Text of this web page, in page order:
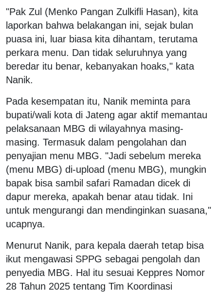
"Pak Zul (Menko Pangan Zulkifli Hasan), kita
laporkan bahwa belakangan ini, sejak bulan
puasa ini, luar biasa kita dihantam, terutama
perkara menu. Dan tidak seluruhnya yang
beredar itu benar, kebanyakan hoaks," kata
Nanik.
Pada kesempatan itu, Nanik meminta para
bupati/wali kota di Jateng agar aktif memantau
pelaksanaan MBG di wilayahnya masing-
masing. Termasuk dalam pengolahan dan
penyajian menu MBG. "Jadi sebelum mereka
(menu MBG) di-upload (menu MBG), mungkin
bapak bisa sambil safari Ramadan dicek di
dapur mereka, apakah benar atau tidak. Ini
untuk mengurangi dan mendinginkan suasana,"
ucapnya.
Menurut Nanik, para kepala daerah tetap bisa
ikut mengawasi SPPG sebagai pengolah dan
penyedia MBG. Hal itu sesuai Keppres Nomor
28 Tahun 2025 tentang Tim Koordinasi